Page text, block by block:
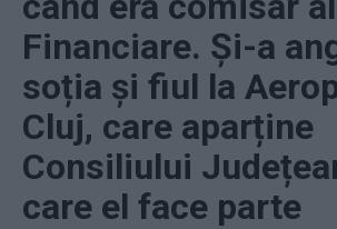
Financiare. Și-a
soția și fiul la
Cluj, care aparține
Consiliului
care el face parte